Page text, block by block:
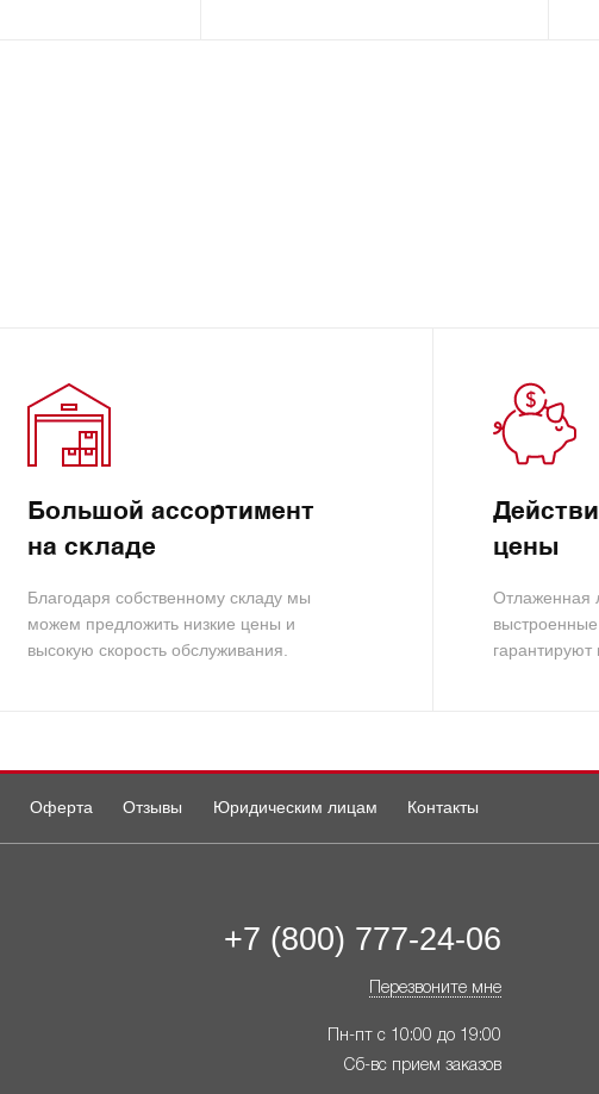
Большой ассортимент
на складе
Благодаря собственному складу мы
можем предложить низкие цены и
высокую скорость обслуживания.
цены
Отлаженная
гарантируют
Оферта Отзывы Юридическим лицам Контакты
+7 (800) 777-24-06
Перезвоните мне
Пн-пт с 10:00 до 19:00
Сб-вс прием заказов